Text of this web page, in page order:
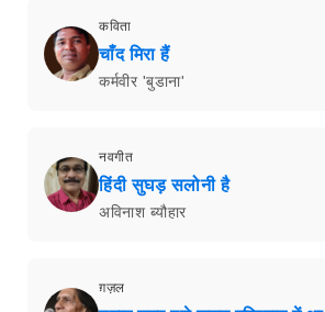
कविता
चाँद मिरा हैं
कर्मवीर 'बुडाना'
नवगीत
हिंदी सुघड़ सलोनी है
अविनाश ब्यौहार
ग़ज़ल